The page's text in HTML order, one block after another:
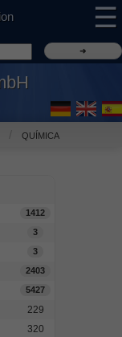
☰
QUÍMICA
1412
3
3
2403
5427
229
320